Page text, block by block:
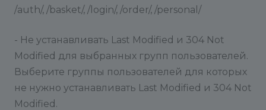
/auth/, /basket/, /login/, /order/, /personal/
- Не устанавливать Last Modified и 304 Not
Modified для выбранных групп пользователей.
Выберите группы пользователей для которых
не нужно устанавливать Last Modified и 304 Not
Modified.